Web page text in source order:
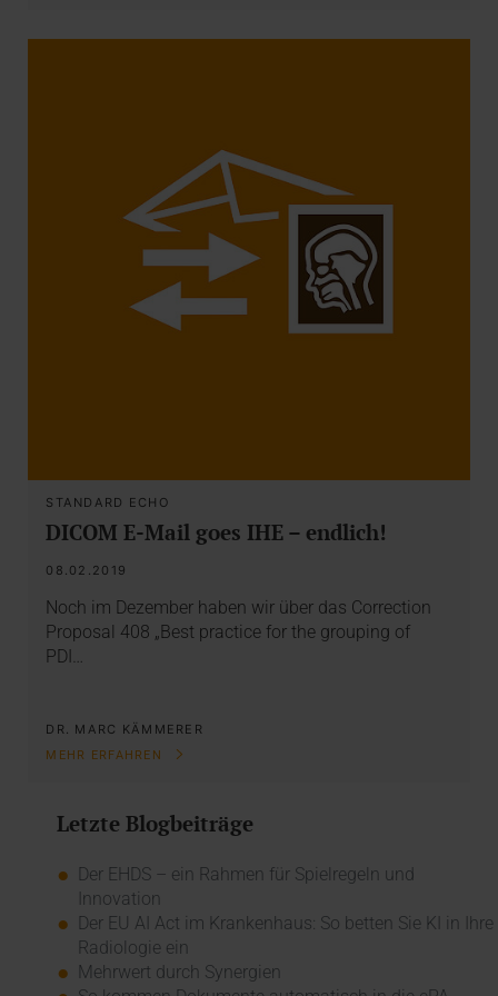
STANDARD ECHO
DICOM E-Mail goes IHE – endlich!
08.02.2019
Noch im Dezember haben wir über das Correction
Proposal 408 „Best practice for the grouping of
PDI…
DR. MARC KÄMMERER
MEHR ERFAHREN
Letzte Blogbeiträge
Der EHDS – ein Rahmen für Spielregeln und
Innovation
Der EU AI Act im Krankenhaus: So betten Sie KI in Ihre
Radiologie ein
Mehrwert durch Synergien